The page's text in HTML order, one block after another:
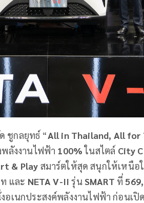
ชูกลยุทธ์ “All in Thailand, All for
ลังงานไฟฟ้า 100%ในสไตล์ City
& Play สมาร์ตให้สุด สนุกให้เหนือ
และ NETA V-IIรุ่นSMART ที่
อเนกประสงค์พลังงานไฟฟ้า ก่อนเปิ